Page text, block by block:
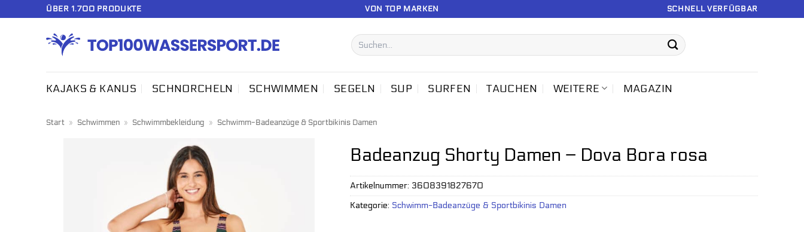
ÜBER 1.700 PRODUKTE VON TOP MARKEN SCHNELL VERFÜGBAR
Suchen
nach:
KAJAKS & KANUS SCHNORCHELN SCHWIMMEN SEGELN SUP SURFEN TAUCHEN WEITERE MAGAZIN
Start » Schwimmen » Schwimmbekleidung » Schwimm-Badeanzüge & Sportbikinis Damen
Badeanzug Shorty Damen – Dova Bora rosa
Artikelnummer: 3608391827670
Kategorie: Schwimm-Badeanzüge & Sportbikinis Damen